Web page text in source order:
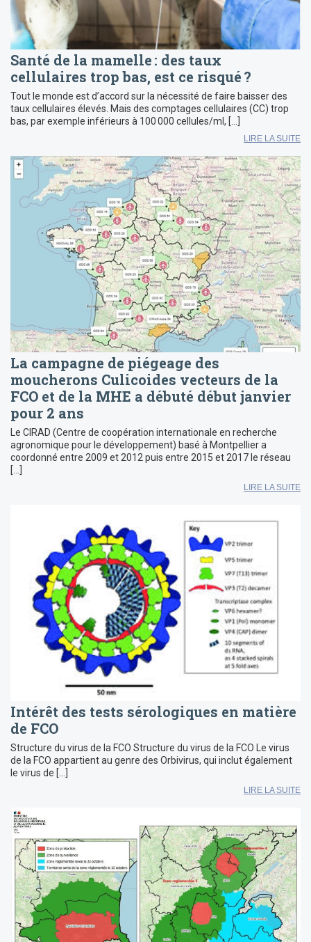
Santé de la mamelle : des taux
cellulaires trop bas, est ce risqué ?
Tout le monde est d’accord sur la nécessité de faire baisser des
taux cellulaires élevés. Mais des comptages cellulaires (CC) trop
bas, par exemple inférieurs à 100 000 cellules/ml, […]
LIRE LA SUITE
La campagne de piégeage des
moucherons Culicoides vecteurs de la
FCO et de la MHE a débuté début janvier
pour 2 ans
Le CIRAD (Centre de coopération internationale en recherche
agronomique pour le développement) basé à Montpellier a
coordonné entre 2009 et 2012 puis entre 2015 et 2017 le réseau
[…]
LIRE LA SUITE
Intérêt des tests sérologiques en matière
de FCO
Structure du virus de la FCO Structure du virus de la FCO Le virus
de la FCO appartient au genre des Orbivirus, qui inclut également
le virus de […]
LIRE LA SUITE